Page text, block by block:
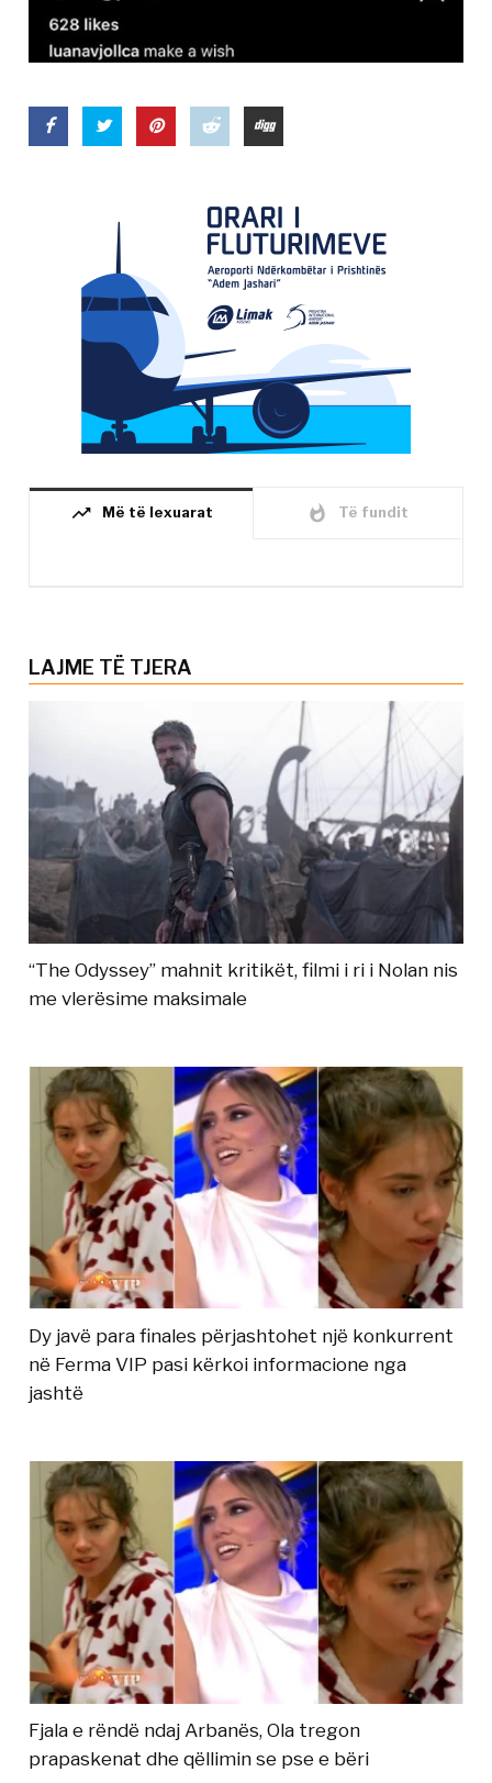
trending_up Më të lexuarat whatshot Të fundit
LAJME TË TJERA
“The Odyssey” mahnit kritikët, filmi i ri i Nolan nis
me vlerësime maksimale
Dy javë para finales përjashtohet një konkurrent
në Ferma VIP pasi kërkoi informacione nga
jashtë
Fjala e rëndë ndaj Arbanës, Ola tregon
prapaskenat dhe qëllimin se pse e bëri